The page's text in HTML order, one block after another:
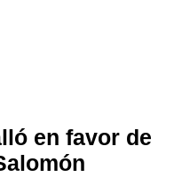
en favor de